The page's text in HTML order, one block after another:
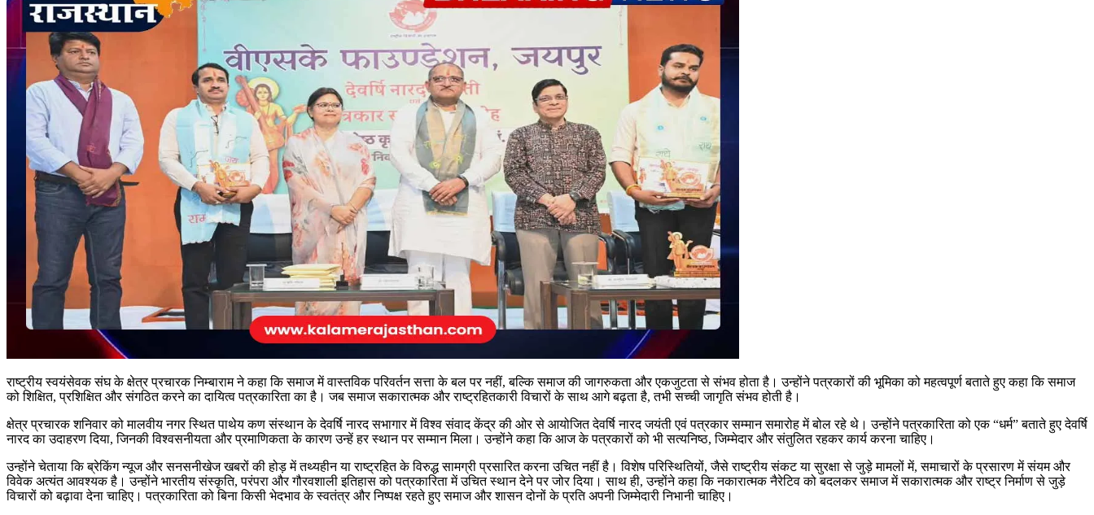
राष्ट्रीय स्वयंसेवक संघ के क्षेत्र प्रचारक निम्बाराम ने कहा कि समाज में वास्तविक परिवर्तन सत्ता के बल पर नहीं, बल्कि समाज की जागरुकता और एकजुटता से संभव होता है। उन्होंने पत्रकारों की भूमिका को महत्वपूर्ण बताते हुए कहा कि समाज
को शिक्षित, प्रशिक्षित और संगठित करने का दायित्व पत्रकारिता का है। जब समाज सकारात्मक और राष्ट्रहितकारी विचारों के साथ आगे बढ़ता है, तभी सच्ची जागृति संभव होती है।
क्षेत्र प्रचारक शनिवार को मालवीय नगर स्थित पाथेय कण संस्थान के देवर्षि नारद सभागार में विश्व संवाद केंद्र की ओर से आयोजित देवर्षि नारद जयंती एवं पत्रकार सम्मान समारोह में बोल रहे थे। उन्होंने पत्रकारिता को एक “धर्म” बताते हुए देवर्षि
नारद का उदाहरण दिया, जिनकी विश्वसनीयता और प्रमाणिकता के कारण उन्हें हर स्थान पर सम्मान मिला। उन्होंने कहा कि आज के पत्रकारों को भी सत्यनिष्ठ, जिम्मेदार और संतुलित रहकर कार्य करना चाहिए।
उन्होंने चेताया कि ब्रेकिंग न्यूज और सनसनीखेज खबरों की होड़ में तथ्यहीन या राष्ट्रहित के विरुद्ध सामग्री प्रसारित करना उचित नहीं है। विशेष परिस्थितियों, जैसे राष्ट्रीय संकट या सुरक्षा से जुड़े मामलों में, समाचारों के प्रसारण में संयम और
विवेक अत्यंत आवश्यक है। उन्होंने भारतीय संस्कृति, परंपरा और गौरवशाली इतिहास को पत्रकारिता में उचित स्थान देने पर जोर दिया। साथ ही, उन्होंने कहा कि नकारात्मक नैरेटिव को बदलकर समाज में सकारात्मक और राष्ट्र निर्माण से जुड़े
विचारों को बढ़ावा देना चाहिए। पत्रकारिता को बिना किसी भेदभाव के स्वतंत्र और निष्पक्ष रहते हुए समाज और शासन दोनों के प्रति अपनी जिम्मेदारी निभानी चाहिए।